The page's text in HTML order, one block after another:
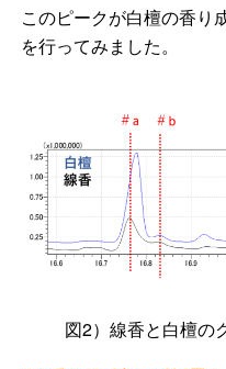
このピークが白檀の香り
を行ってみました。
図2）線香と白檀の